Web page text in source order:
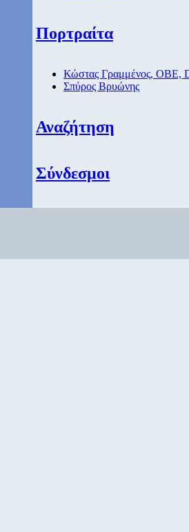
Πορτραίτα
Κώστας Γραμμένος, ΟΒΕ,
Σπύρος Βρυώνης
Αναζήτηση
Σύνδεσμοι